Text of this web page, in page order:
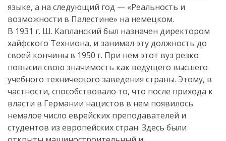
языке, а на следующий год — «Реальность и
возможности в Палестине» на немецком.
В 1931 г. Ш. Капланский был назначен директором
хайфского Техниона, и занимал эту должность до
своей кончины в 1950 г. При нем этот вуз резко
повысил свою значимость как ведущего высшего
учебного технического заведения страны. Этому, в
частности, способствовало то, что после прихода к
власти в Германии нацистов в нем появилось
немалое число еврейских преподавателей и
студентов из европейских стран. Здесь были